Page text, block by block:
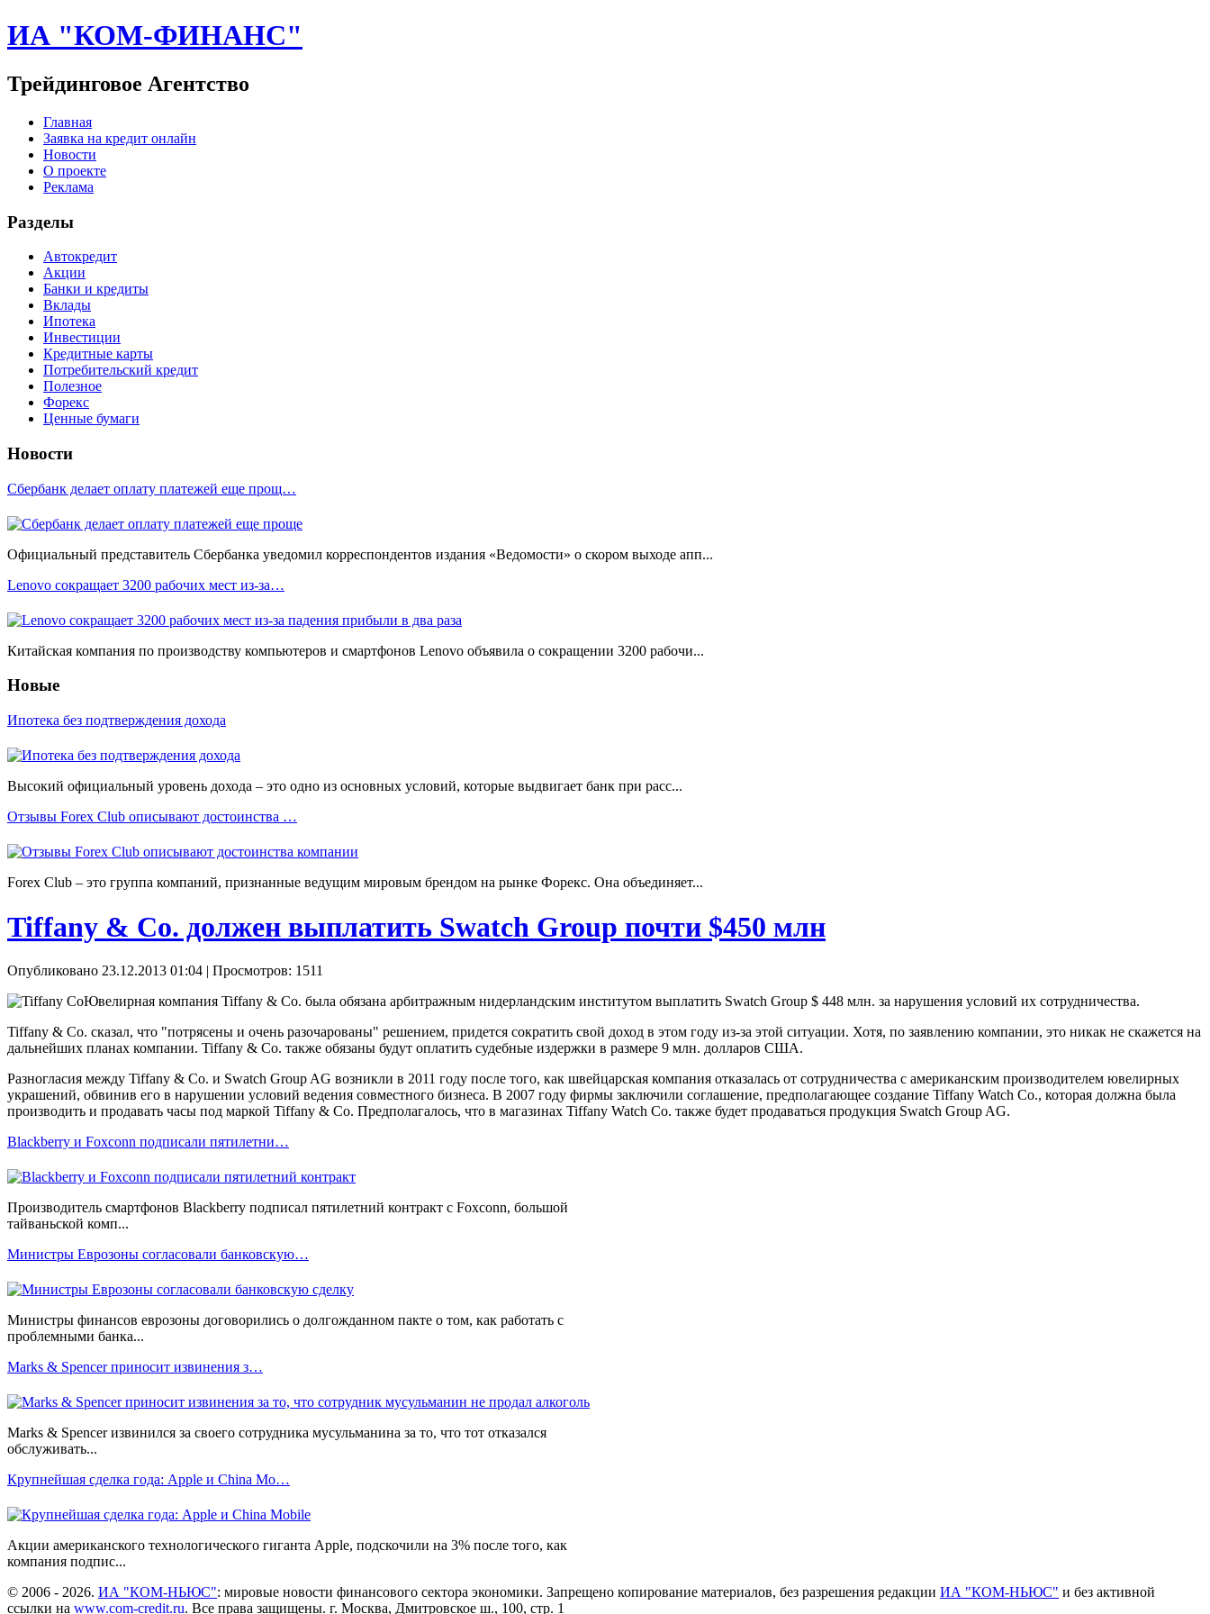
ИА "КОМ-ФИНАНС"
Трейдинговое Агентство
Главная
Заявка на кредит онлайн
Новости
О проекте
Реклама
Разделы
Автокредит
Акции
Банки и кредиты
Вклады
Ипотека
Инвестиции
Кредитные карты
Потребительский кредит
Полезное
Форекс
Ценные бумаги
Новости
Сбербанк делает оплату платежей еще прощ…
Официальный представитель Сбербанка уведомил корреспондентов издания «Ведомости» о скором выходе апп...
Lenovo сокращает 3200 рабочих мест из-за…
Китайская компания по производству компьютеров и смартфонов Lenovo объявила о сокращении 3200 рабочи...
Новые
Ипотека без подтверждения дохода
Высокий официальный уровень дохода – это одно из основных условий, которые выдвигает банк при расс...
Отзывы Forex Сlub описывают достоинства …
Forex Сlub – это группа компаний, признанные ведущим мировым брендом на рынке Форекс. Она объединяет...
Tiffany & Co. должен выплатить Swatch Group почти $450 млн
Опубликовано 23.12.2013 01:04 | Просмотров: 1511
Ювелирная компания Tiffany & Co. была обязана арбитражным нидерландским институтом выплатить Swatch Group $ 448 млн. за нарушения условий их сотрудничества.
Tiffany & Co. сказал, что "потрясены и очень разочарованы" решением, придется сократить свой доход в этом году из-за этой ситуации. Хотя, по заявлению компании, это никак не скажется на
дальнейших планах компании. Tiffany & Co. также обязаны будут оплатить судебные издержки в размере 9 млн. долларов США.
Разногласия между Tiffany & Co. и Swatch Group AG возникли в 2011 году после того, как швейцарская компания отказалась от сотрудничества с американским производителем ювелирных
украшений, обвинив его в нарушении условий ведения совместного бизнеса. В 2007 году фирмы заключили соглашение, предполагающее создание Tiffany Watch Co., которая должна была
производить и продавать часы под маркой Tiffany & Co. Предполагалось, что в магазинах Tiffany Watch Co. также будет продаваться продукция Swatch Group AG.
Blackberry и Foxconn подписали пятилетни…
Производитель смартфонов Blackberry подписал пятилетний контракт с Foxconn, большой
тайваньской комп...
Министры Еврозоны согласовали банковскую…
Министры финансов еврозоны договорились о долгожданном пакте о том, как работать с
проблемными банка...
Marks & Spencer приносит извинения з…
Marks & Spencer извинился за своего сотрудника мусульманина за то, что тот отказался
обслуживать...
Крупнейшая сделка года: Apple и China Mo…
Акции американского технологического гиганта Apple, подскочили на 3% после того, как
компания подпис...
© 2006 - 2026. ИА "КОМ-НЬЮС": мировые новости финансового сектора экономики. Запрещено копирование материалов, без разрешения редакции ИА "КОМ-НЬЮС" и без активной
ссылки на www.com-credit.ru. Все права защищены. г. Москва, Дмитровское ш., 100, стр. 1